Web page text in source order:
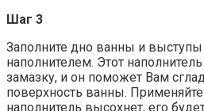
Шаг 3
Заполните дно ванны и
наполнителем. Этот
замазку, и он поможет Вам
поверхность ванны.
наполнитель высохнет, его